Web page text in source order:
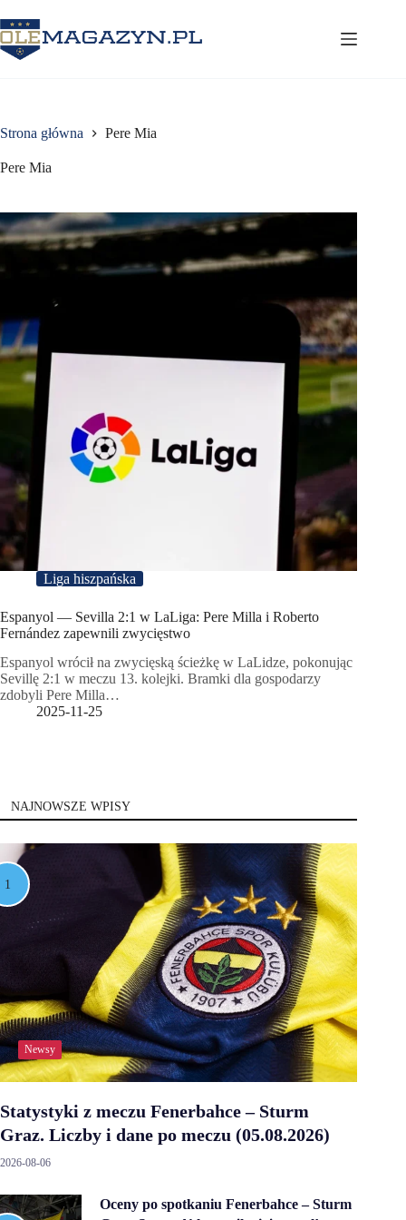
do
treści
Strona główna Pere Mia
Pere Mia
Liga hiszpańska
Espanyol — Sevilla 2:1 w LaLiga: Pere Milla i Roberto
Fernández zapewnili zwycięstwo
Espanyol wrócił na zwycięską ścieżkę w LaLidze, pokonując
Sevillę 2:1 w meczu 13. kolejki. Bramki dla gospodarzy
zdobyli Pere Milla…
2025-11-25
NAJNOWSZE WPISY
Newsy
Statystyki z meczu Fenerbahce – Sturm
Graz. Liczby i dane po meczu (05.08.2026)
2026-08-06
Oceny po spotkaniu Fenerbahce – Sturm